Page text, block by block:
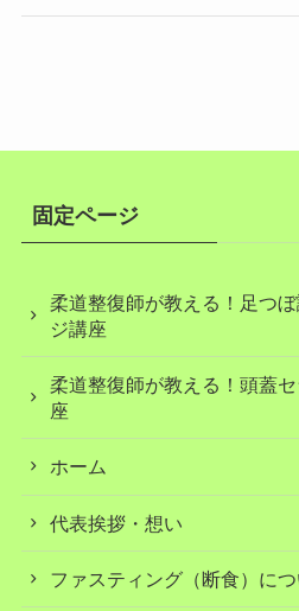
固定ページ
柔道整復師が教える！足つ
ジ講座
柔道整復師が教える！頭蓋
座
ホーム
代表挨拶・想い
ファスティング（断食）につ